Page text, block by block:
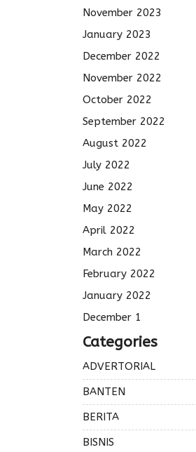
November 2023
January 2023
December 2022
November 2022
October 2022
September 2022
August 2022
July 2022
June 2022
May 2022
April 2022
March 2022
February 2022
January 2022
December 1
Categories
ADVERTORIAL
BANTEN
BERITA
BISNIS